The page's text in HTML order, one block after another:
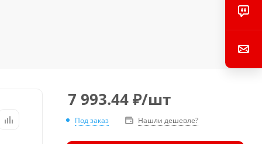
7 993.44₽/шт
Под заказ Нашли дешевле?